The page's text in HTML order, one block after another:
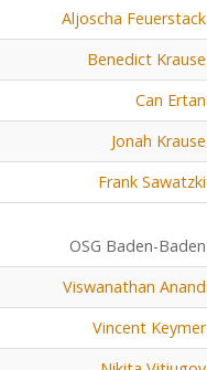
Aljoscha Feuerstack
Benedict Krause
Can Ertan
Jonah Krause
Frank Sawatzki
OSG Baden-Baden
Viswanathan Anand
Vincent Keymer